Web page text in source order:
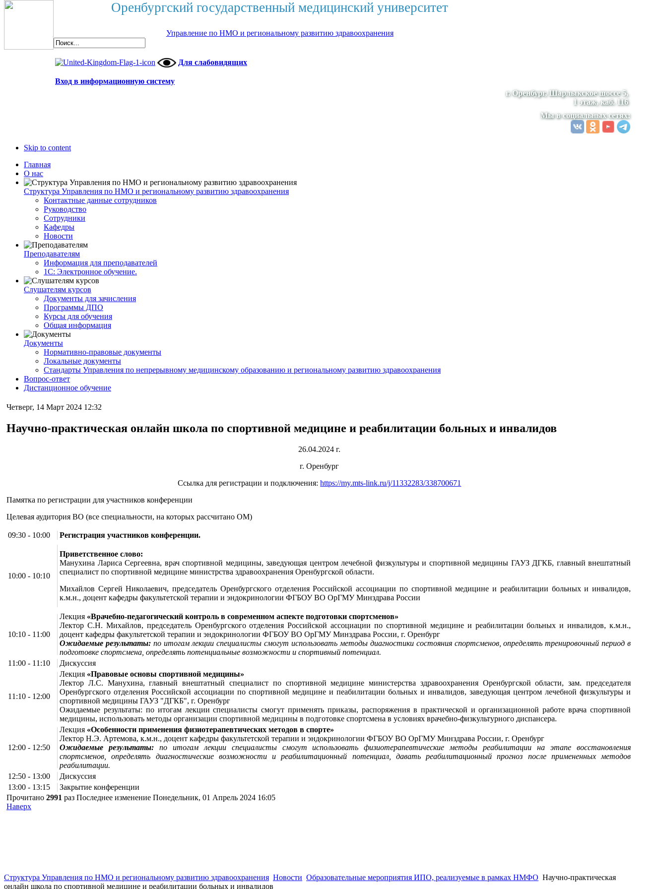
Оренбургский государственный медицинский университет
Управление по НМО и региональному развитию здравоохранения
Для слабовидящих
Вход в информационную систему
г. Оренбург, Шарлыкское шоссе 5,
1 этаж, каб. 116
Мы в социальных сетях:
Skip to content
Главная
О нас
Структура Управления по НМО и региональному развитию здравоохранения
Контактные данные сотрудников
Руководство
Сотрудники
Кафедры
Новости
Преподавателям
Информация для преподавателей
1С: Электронное обучение.
Слушателям курсов
Документы для зачисления
Программы ДПО
Курсы для обучения
Общая информация
Документы
Нормативно-правовые документы
Локальные документы
Стандарты Управления по непрерывному медицинскому образованию и региональному развитию здравоохранения
Вопрос-ответ
Дистанционное обучение
Четверг, 14 Март 2024 12:32
Научно-практическая онлайн школа по спортивной медицине и реабилитации больных и инвалидов
26.04.2024 г.
г. Оренбург
Ссылка для регистрации и подключения:https://my.mts-link.ru/j/11332283/338700671
Памятка по регистрации для участников конференции
Целевая аудитория ВО (все специальности, на которых рассчитано ОМ)
09:30 - 10:00 Регистрация участников конференции.
10:00 - 10:10
Приветственное слово:
Манухина Лариса Сергеевна, врач спортивной медицины, заведующая центром лечебной физкультуры и спортивной медицины ГАУЗ ДГКБ, главный внештатный
специалист по спортивной медицине министрства здравоохранения Оренбургской области.
Михайлов Сергей Николаевич, председатель Оренбургского отделения Российской ассоциации по спортивной медицине и реабилитации больных и инвалидов,
к.м.н., доцент кафедры факультетской терапии и эндокринологии ФГБОУ ВО ОрГМУ Минздрава России
10:10 - 11:00
Лекция «Врачебно-педагогический контроль в современном аспекте подготовки спортсменов»
Лектор С.Н. Михайлов, председатель Оренбургского отделения Российской ассоциации по спортивной медицине и реабилитации больных и инвалидов, к.м.н.,
доцент кафедры факультетской терапии и эндокринологии ФГБОУ ВО ОрГМУ Минздрава России, г. Оренбург
Ожидаемые результаты:по итогам лекции специалисты смогут использовать методы диагностики состояния спортсменов, определять тренировочный период в
подготовке спортсмена, определять потенциальные возможности и спортивный потенциал.
11:00 - 11:10
Дискуссия
11:10 - 12:00
Лекция «Правовые основы спортивной медицины»
Лектор Л.С. Манухина, главный внештатный специалист по спортивной медицине министерства здравоохранения Оренбургской области, зам. председателя
Оренбургского отделения Российской ассоциации по спортивной медицине и пеабилитации больных и инвалидов, заведующая центром лечебной физкультуры и
спортивной медицины ГАУЗ "ДГКБ", г. Оренбург
Ожидаемые результаты: по итогам лекции специалисты смогут применять приказы, распоряжения в практической и организационной работе врача спортивной
медицины, использовать методы организации спортивной медицины в подготовке спортсмена в условиях врачебно-физкультурного диспансера.
12:00 - 12:50
Лекция «Особенности применения физиотерапевтических методов в спорте»
Лектор Н.Э. Артемова, к.м.н., доцент кафедры факультетской терапии и эндокринологии ФГБОУ ВО ОрГМУ Минздрава России, г. Оренбург
Ожидаемые результаты:по итогам лекции специалисты смогут использовать физиотерапевтические методы реабилитации на этапе восстановления
спортсменов, определять диагностические возможности и реабилитационный потенциал, давать реабилитационный прогноз после примененных методов
реабилитации.
12:50 - 13:00
Дискуссия
13:00 - 13:15
Закрытие конференции
Прочитано 2991 раз Последнее изменение Понедельник, 01 Апрель 2024 16:05
Наверх
Структура Управления по НМО и региональному развитию здравоохранения Новости Образовательные мероприятия ИПО, реализуемые в рамках НМФО Научно-практическая
онлайн школа по спортивной медицине и реабилитации больных и инвалидов